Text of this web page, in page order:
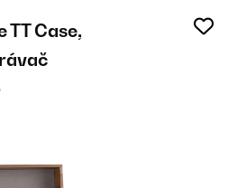
TT Case,